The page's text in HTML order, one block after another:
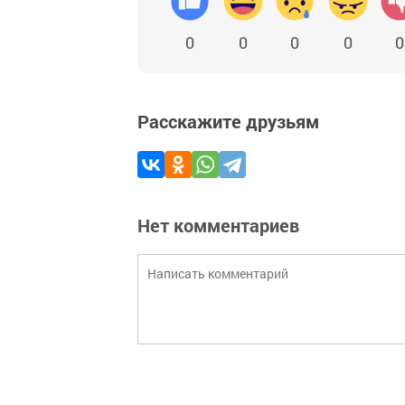
0 0 0 0 0
Расскажите друзьям
Нет комментариев